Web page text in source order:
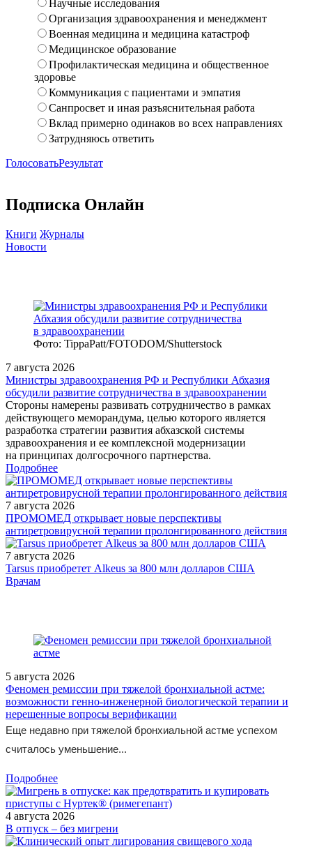
Научные исследования
Организация здравоохранения и менеджмент
Военная медицина и медицина катастроф
Медицинское образование
Профилактическая медицина и общественное
здоровье
Коммуникация с пациентами и эмпатия
Санпросвет и иная разъяснительная работа
Вклад примерно одинаков во всех направлениях
Затрудняюсь ответить
ГолосоватьРезультат
Подписка Онлайн
Книги Журналы
Новости
Фото: TippaPatt/FOTODOM/Shutterstock
7 августа 2026
Министры здравоохранения РФ и Республики Абхазия
обсудили развитие сотрудничества в здравоохранении
Стороны намерены развивать сотрудничество в рамках
действующего меморандума, целью которого является
разработка стратегии развития абхазской системы
здравоохранения и ее комплексной модернизации
на принципах долгосрочного партнерства.
Подробнее
7 августа 2026
ПРОМОМЕД открывает новые перспективы
антиретровирусной терапии пролонгированного действия
7 августа 2026
Tarsus приобретет Alkeus за 800 млн долларов США
/legislation/law/Federalnyy-zakon-ot-24-07-2023-341-FZ/
Врачам
5 августа 2026
Феномен ремиссии при тяжелой бронхиальной астме:
возможности генно-инженерной биологической терапии и
нерешенные вопросы верификации
Еще недавно при тяжелой бронхиальной астме успехом
считалось уменьшение...
Подробнее
4 августа 2026
В отпуск – без мигрени